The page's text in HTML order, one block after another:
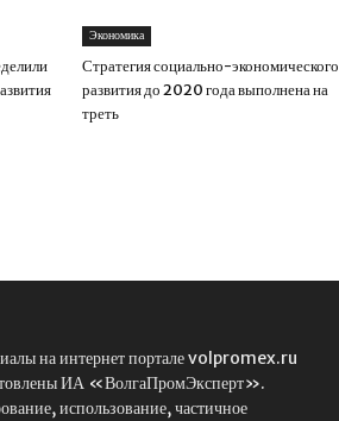
Экономика
Стратегия социально-экономического
развития до 2020 года выполнена на
треть
на интернет портале volpromex.ru
ИА «ВолгаПромЭксперт».
использование, частичное